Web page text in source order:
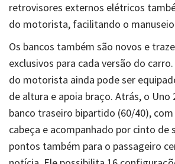
retrovisores externos elétricos
do motorista, facilitando o
Os bancos também são novos e
exclusivos para cada versão do
do motorista ainda pode ser
de altura e apoia braço. Atrás, o Uno
banco traseiro bipartido (60/40),
cabeça e acompanhado por cinto de
pontos também para o passageiro